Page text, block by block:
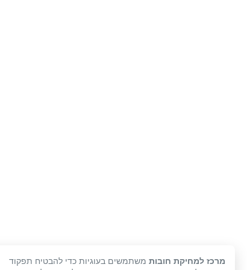
מרכז למחיקת חובות משתמשים בעוגיות כדי להבטיח תפקוד